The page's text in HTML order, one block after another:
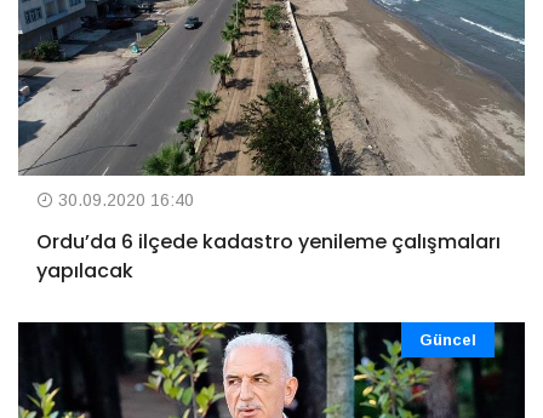
30.09.2020 16:40
Ordu’da 6 ilçede kadastro yenileme çalışmaları
yapılacak
Güncel